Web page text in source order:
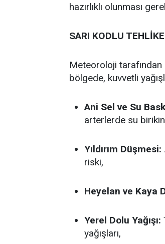
hazırlıklı olunması
SARI KODLU
Meteoroloji tarafından
bölgede, kuvvetli
Ani Sel ve Su
arterlerde su
Yıldırım Düşmesi:
riski,
Heyelan ve Kaya
Yerel Dolu Yağışı:
yağışları,